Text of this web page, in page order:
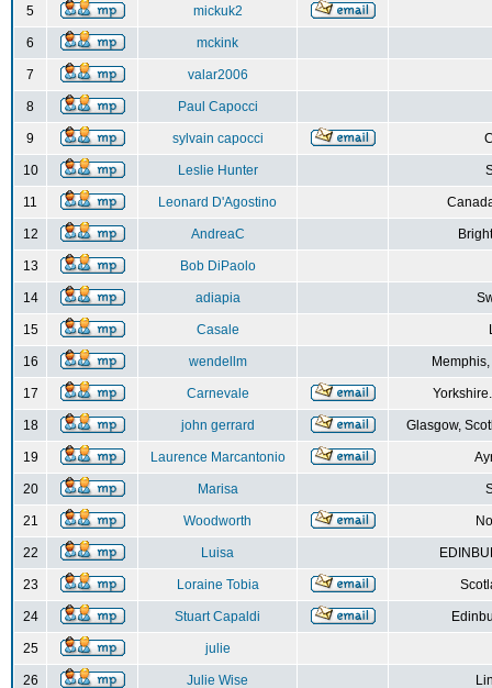
5 mickuk2
6 mckink
7 valar2006
8 Paul Capocci
9 sylvain capocci
10 Leslie Hunter
11 Leonard D'Agostino
12 AndreaC
13 Bob DiPaolo
14 adiapia
15 Casale
16 wendellm
17 Carnevale
18 john gerrard Glasgow,
19 Laurence Marcantonio
20 Marisa
21 Woodworth
22 Luisa
23 Loraine Tobia
24 Stuart Capaldi
25 julie
26 Julie Wise